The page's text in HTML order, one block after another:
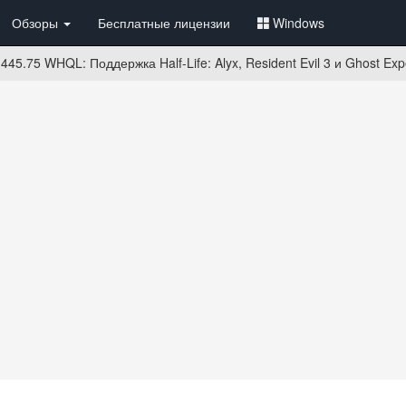
Обзоры Бесплатные лицензии Windows
WHQL: Поддержка Half-Life: Alyx, Resident Evil 3 и Ghost